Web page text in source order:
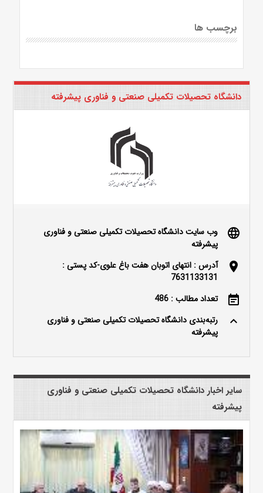
برچسب ها
دانشگاه تحصیلات تکمیلی صنعتی و فناوری پیشرفته
language
وب سایت دانشگاه تحصیلات تکمیلی صنعتی و فناوری
پیشرفته
location_on
آدرس : انتهای اتوبان هفت باغ علوی-کد پستی :
7631133131
event_note تعداد مطالب : 486
keyboard_arrow_up
رتبه‌بندی دانشگاه تحصیلات تکمیلی صنعتی و فناوری
پیشرفته
سایر اخبار دانشگاه تحصیلات تکمیلی صنعتی و فناوری
پیشرفته